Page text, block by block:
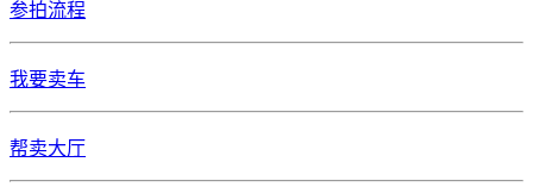
参拍流程
我要卖车
帮卖大厅